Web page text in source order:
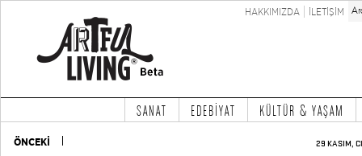
HAKKIMIZDA İLETİŞİM
SANAT EDEBİYAT KÜLTÜR & YAŞAM
ÖNCEKİ 29 KASIM,